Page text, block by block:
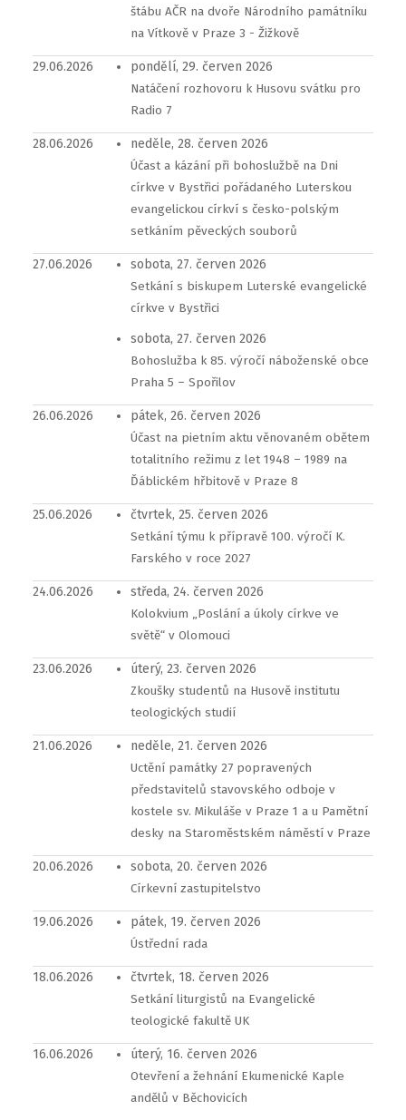
štábu AČR na dvoře Národního památníku
na Vítkově v Praze 3 - Žižkově
29.06.2026 pondělí, 29. červen 2026
Natáčení rozhovoru k Husovu svátku pro
Radio 7
28.06.2026 neděle, 28. červen 2026
Účast a kázání při bohoslužbě na Dni
církve v Bystřici pořádaného Luterskou
evangelickou církví s česko-polským
setkáním pěveckých souborů
27.06.2026 sobota, 27. červen 2026
Setkání s biskupem Luterské evangelické
církve v Bystřici
sobota, 27. červen 2026
Bohoslužba k 85. výročí náboženské obce
Praha 5 – Spořilov
26.06.2026 pátek, 26. červen 2026
Účast na pietním aktu věnovaném obětem
totalitního režimu z let 1948 – 1989 na
Ďáblickém hřbitově v Praze 8
25.06.2026 čtvrtek, 25. červen 2026
Setkání týmu k přípravě 100. výročí K.
Farského v roce 2027
24.06.2026 středa, 24. červen 2026
Kolokvium „Poslání a úkoly církve ve
světě“ v Olomouci
23.06.2026 úterý, 23. červen 2026
Zkoušky studentů na Husově institutu
teologických studií
21.06.2026 neděle, 21. červen 2026
Uctění památky 27 popravených
představitelů stavovského odboje v
kostele sv. Mikuláše v Praze 1 a u Pamětní
desky na Staroměstském náměstí v Praze
20.06.2026 sobota, 20. červen 2026
Církevní zastupitelstvo
19.06.2026 pátek, 19. červen 2026
Ústřední rada
18.06.2026 čtvrtek, 18. červen 2026
Setkání liturgistů na Evangelické
teologické fakultě UK
16.06.2026 úterý, 16. červen 2026
Otevření a žehnání Ekumenické Kaple
andělů v Běchovicích